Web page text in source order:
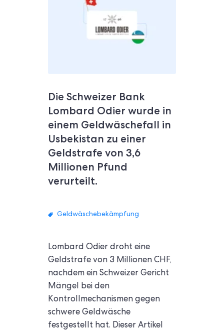
Die Schweizer Bank
Lombard Odier wurde in
einem Geldwäschefall in
Usbekistan zu einer
Geldstrafe von 3,6
Millionen Pfund
verurteilt.
Geldwäschebekämpfung
Lombard Odier droht eine
Geldstrafe von 3 Millionen CHF,
nachdem ein Schweizer Gericht
Mängel bei den
Kontrollmechanismen gegen
schwere Geldwäsche
festgestellt hat. Dieser Artikel